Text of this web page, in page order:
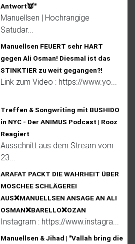
Antwort👿"
Manuellsen | Hochrangige
Satudar...
Manuellsen FEUERT sehr HART
gegen Ali Osman! Diesmal ist das
STINKTIER zu weit gegangen?!
Link zum Video : https://www.yo...
Treffen & Songwriting mit BUSHIDO
in NYC - Der ANIMUS Podcast | Rooz
Reagiert
Ausschnitt aus dem Stream vom
23...
ARAFAT PACKT DIE WAHRHEIT ÜBER
MOSCHEE SCHLÄGEREI
AUS❌MANUELLSEN ANSAGE AN ALI
OSMAN❌BARELLO❌OZAN
Instagram : https://www.instagra...
Manuellsen & Jihad | "Vallah bring die